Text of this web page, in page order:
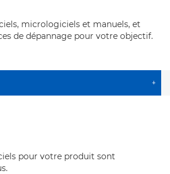
micrologiciels et manuels, et
de dépannage pour votre objectif.
+
pour votre produit sont